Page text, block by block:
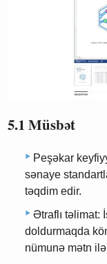
5.1 Müsbət
Peşəkar
sənaye
təqdim edir.
Ətraflı təlimat:
doldurmaqda
nümunə mətn